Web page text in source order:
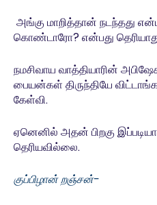
அங்கு மாறித்தான் நடந்தது
கொண்டாரோ? என்பது
நமசிவாய வாத்தியாரின்
பையன்கள் திருந்தியே
கேள்வி.
ஏனெனில் அதன் பிறகு
தெரியவில்லை.
குப்பிழான் றஞ்சன்-